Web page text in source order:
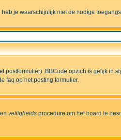
je waarschijnlijk niet de nodige
BBCode opzich is gelijk in
faq op het posting formulier.
veiligheids procedure om het board te